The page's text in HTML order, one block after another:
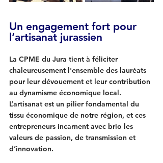
Un engagement fort pour
l’artisanat jurassien
La CPME du Jura tient à féliciter
chaleureusement l'ensemble des lauréats
pour leur dévouement et leur contribution
au dynamisme économique local.
L’artisanat est un pilier fondamental du
tissu économique de notre région, et ces
entrepreneurs incarnent avec brio les
valeurs de passion, de transmission et
d’innovation.